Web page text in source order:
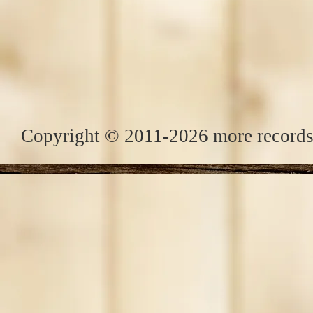
Copyright © 2011-2026 more